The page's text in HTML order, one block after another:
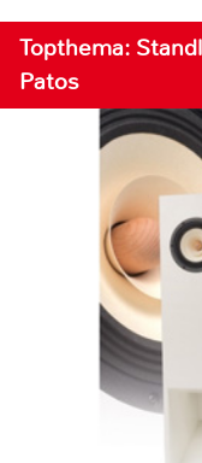
Topthema:
Patos